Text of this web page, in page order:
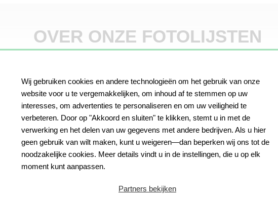
Wij gebruiken cookies en andere technologieën om het gebruik van onze
website voor u te vergemakkelijken, om inhoud af te stemmen op uw
interesses, om advertenties te personaliseren en om uw veiligheid te
verbeteren. Door op "Akkoord en sluiten" te klikken, stemt u in met de
verwerking en het delen van uw gegevens met andere bedrijven. Als u hier
geen gebruik van wilt maken, kunt u weigeren—dan beperken wij ons tot de
noodzakelijke cookies. Meer details vindt u in de instellingen, die u op elk
moment kunt aanpassen.
Partners bekijken
OVER ONZE FOTOLIJSTEN
stijlen
Hetformaat 18 x 13is vooral populair voor portretten,
kunstdrukken of afbeeldingen. Onzestaande
precies afgestemd op dit formaat. Je vindt een grote
lijstengalerij: van modern tot klassiek tot romantisch,
beurt verkrijgbaar in
, in zwart
Kies een staande fotolijst die bij je interieurstijl past en
Alle MYPOSTER fotolijsten zijn verwisselbare lijsten